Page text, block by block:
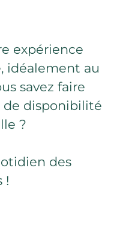
expérience
idéalement au
savez faire
de disponibilité
?
des
!